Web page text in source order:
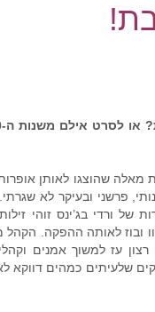
פרשני ובעיקר לא
ורדי בג’ינס זוהי
לאותה ההפקה. הקהל
עז למשוך אמנים
שלעיתים כמהים דווקא